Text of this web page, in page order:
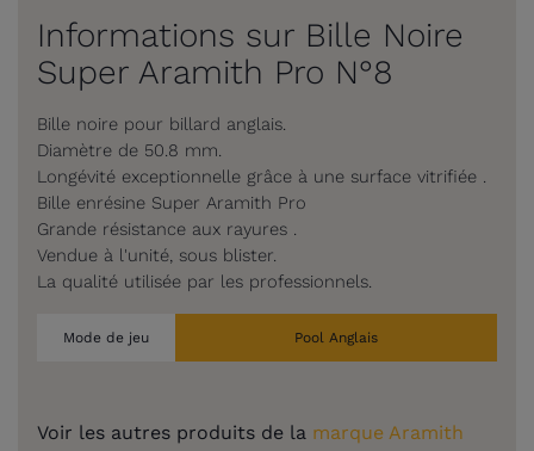
Informations sur Bille Noire
Super Aramith Pro N°8
Bille noire pour billard anglais.
Diamètre de 50.8 mm.
Longévité exceptionnelle grâce à une surface vitrifiée .
Bille enrésine Super Aramith Pro
Grande résistance aux rayures .
Vendue à l'unité, sous blister.
La qualité utilisée par les professionnels.
Mode de jeu Pool Anglais
Voir les autres produits de la marque Aramith